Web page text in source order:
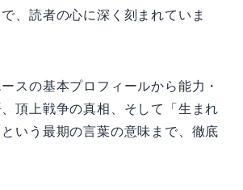
、読者の心に深く刻まれていま
スの基本プロフィールから能力・
頂上戦争の真相、そして「生まれ
いう最期の言葉の意味まで、徹底